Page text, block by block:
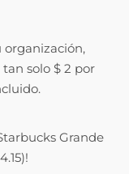
solo $ 2 por
Grande